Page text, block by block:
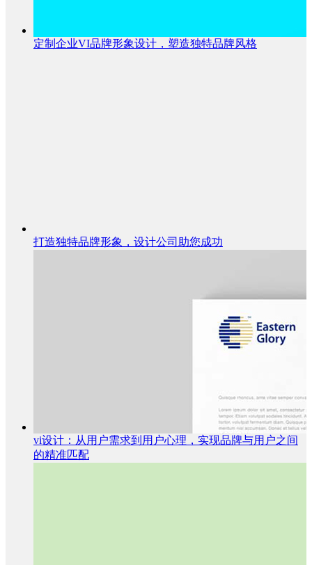
定制企业VI品牌形象设计，塑造独特品牌风格
打造独特品牌形象，设计公司助您成功
vi设计：从用户需求到用户心理，实现品牌与用户之间
的精准匹配